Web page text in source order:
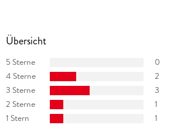
Übersicht
5 Sterne
0
4 Sterne
2
3 Sterne
3
2 Sterne
1
1 Stern
1